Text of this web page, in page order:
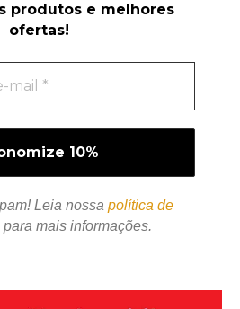
produtos e melhores
ofertas!
Leia nossa política de
para mais informações.